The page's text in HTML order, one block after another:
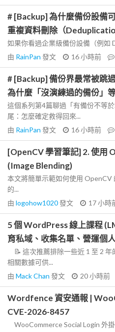
# [Backup] 為什麼備份設備
重複資料刪除（
如果你看過企業級備份設備（例如
由 RainPan 發文 16 小時前
# [Backup] 備份界最常被跳
為什麼「沒演練過的備份」
這個系列第4篇聊過「有備份不等
尾：怎麼確定救得回來...
由 RainPan 發文 16 小時前
[OpenCV 學習筆記] 2. 使用
(Image Blending)
本文將簡單示範如何使用 OpenCV
的...
由 logohow1020發文 17 小時
5 個 WordPress 線上課程
育私域、收集名單、營運個
📝 這次推薦排除一些近 1 至 2
相關數據可供...
由 Mack Chan 發文 20 小時前
Wordfence 資安通報 |
CVE-2026-8457
WooCommerce Social Login 外